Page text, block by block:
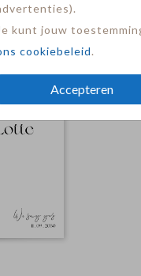
kunt jouw
cookiebeleid.
Accepteren